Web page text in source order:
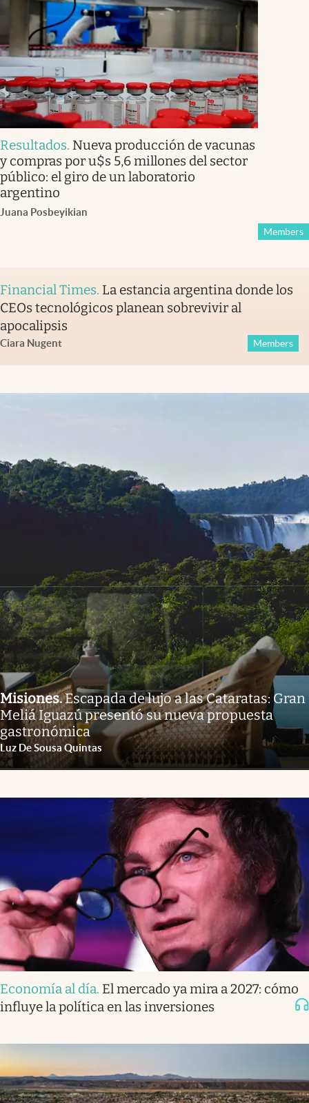
Resultados. Nueva producción de vacunas
y compras por u$s 5,6 millones del sector
público: el giro de un laboratorio
argentino
Juana Posbeyikian
Members
Financial Times. La estancia argentina donde los
CEOs tecnológicos planean sobrevivir al
apocalipsis
Ciara Nugent Members
Misiones.Escapada de lujo a las Cataratas: Gran
Meliá Iguazú presentó su nueva propuesta
gastronómica
Luz De Sousa Quintas
Economía al día. El mercado ya mira a 2027: cómo
influye la política en las inversiones